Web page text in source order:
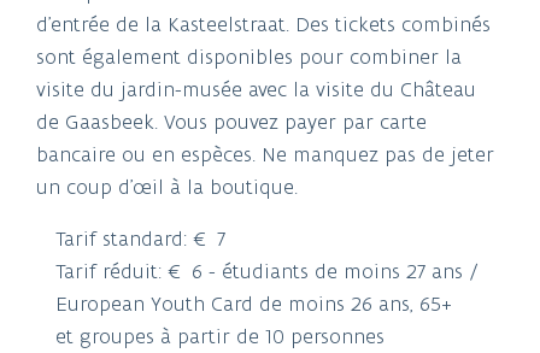
d'entrée de la Kasteelstraat. Des tickets combinés
sont également disponibles pour combiner la
visite du jardin-musée avec la visite du Château
de Gaasbeek. Vous pouvez payer par carte
bancaire ou en espèces. Ne manquez pas de jeter
un coup d'œil à la boutique.
Tarif standard: € 7
Tarif réduit: € 6 - étudiants de moins 27 ans /
European Youth Card de moins 26 ans, 65+
et groupes à partir de 10 personnes